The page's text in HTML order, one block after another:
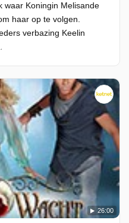
waar Koningin Melisande
haar op te volgen.
verbazing Keelin
26:00